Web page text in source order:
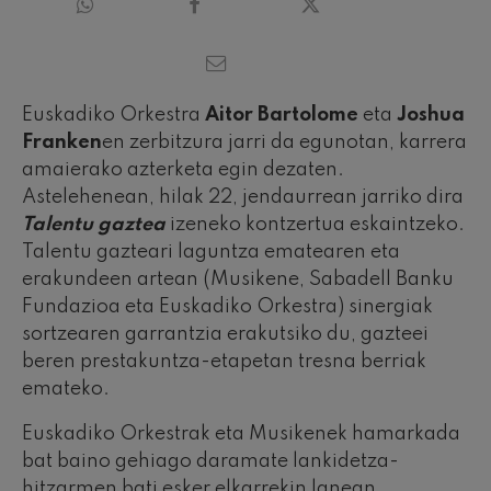
Euskadiko Orkestra Aitor Bartolome eta Joshua
Frankenen zerbitzura jarri da egunotan, karrera
amaierako azterketa egin dezaten.
Astelehenean, hilak 22, jendaurrean jarriko dira
Talentu gaztea izeneko kontzertua eskaintzeko.
Talentu gazteari laguntza ematearen eta
erakundeen artean (Musikene, Sabadell Banku
Fundazioa eta Euskadiko Orkestra) sinergiak
sortzearen garrantzia erakutsiko du, gazteei
beren prestakuntza-etapetan tresna berriak
emateko.
Euskadiko Orkestrak eta Musikenek hamarkada
bat baino gehiago daramate lankidetza-